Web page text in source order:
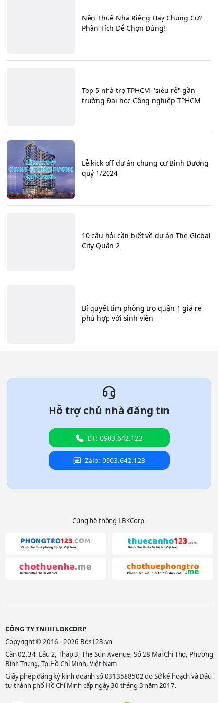
Nên Thuê Nhà Riêng Hay Chung Cư?
Phân Tích Để Chọn Đúng!
Top 5 nhà trọ TPHCM "siêu rẻ" gần
trường Đại học Công nghiệp TPHCM
Lễ kick off dự án chung cư Bình Dương
quý 1/2024
10 câu hỏi cần biết về dự án The Global
City Quận 2
Bí quyết tìm phòng trọ quận 1 giá rẻ
phù hợp với sinh viên
Hỗ trợ chủ nhà đăng tin
ĐT: 0903.642.123
Zalo: 0903.642.123
Cùng hệ thống LBKCorp:
CÔNG TY TNHH LBKCORP
Copyright © 2016 - 2026 Bds123.vn
Căn 02.34, Lầu 2, Tháp 3, The Sun Avenue, Số 28 Mai Chí Thọ, Phường
Bình Trưng, Tp.Hồ Chí Minh, Việt Nam
Giấy phép đăng ký kinh doanh số 0313588502 do Sở kế hoạch và Đầu
tư thành phố Hồ Chí Minh cấp ngày 30 tháng 3 năm 2017.